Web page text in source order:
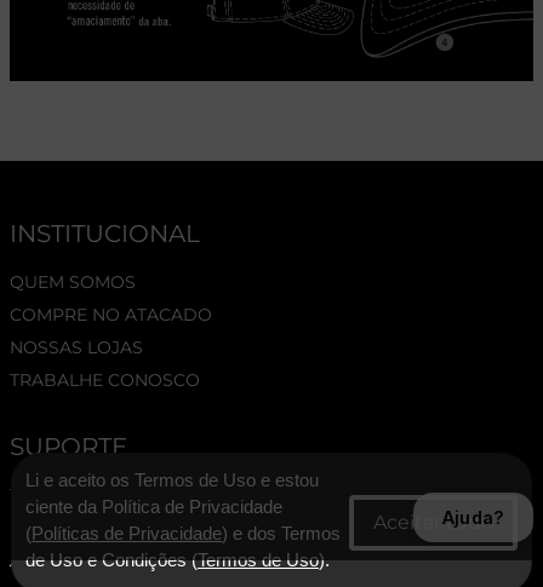
INSTITUCIONAL
QUEM SOMOS
COMPRE NO ATACADO
NOSSAS LOJAS
TRABALHE CONOSCO
SUPORTE
TERMOS E CONDIÇÕES
POLÍTICA DE PRIVACIDADE
ASSESSORIA DE IMPRENSA
Li e aceito os Termos de Uso e estou
ciente da Política de Privacidade
(Políticas de Privacidade) e dos Termos
de Uso e Condições (Termos de Uso).
Ajuda?